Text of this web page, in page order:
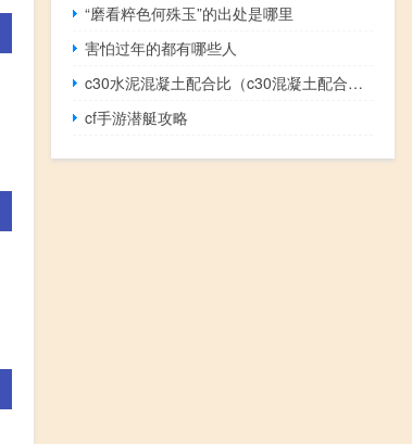
“磨看粹色何殊玉”的出处是哪里
害怕过年的都有哪些人
c30水泥混凝土配合比（c30混凝土配合比425）
cf手游潜艇攻略